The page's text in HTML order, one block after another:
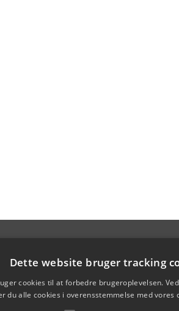
Dette website bruger tracking
cookies til at forbedre brugeroplevelsen.
du alle cookies i overensstemmelse med vores